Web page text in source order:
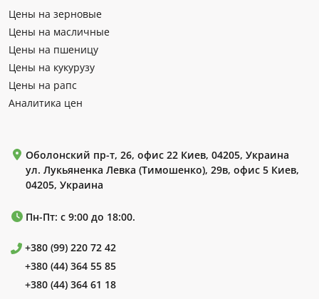
Цены на зерновые
Цены на масличные
Цены на пшеницу
Цены на кукурузу
Цены на рапс
Аналитика цен
Оболонский пр-т, 26, офис 22 Киев, 04205, Украина
ул. Лукьяненка Левка (Тимошенко), 29в, офис 5 Киев,
04205, Украина
Пн-Пт: с 9:00 до 18:00.
+380 (99) 220 72 42
+380 (44) 364 55 85
+380 (44) 364 61 18